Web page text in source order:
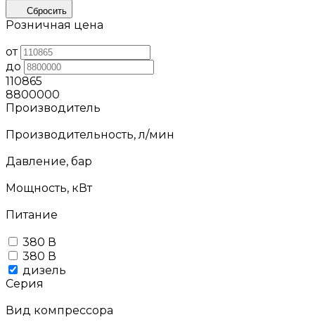
Сбросить
Розничная цена
от
до
110865
8800000
Производитель
Производительность, л/мин
Давление, бар
Мощность, кВт
Питание
380 В
380 В
дизель
Серия
Вид компрессора